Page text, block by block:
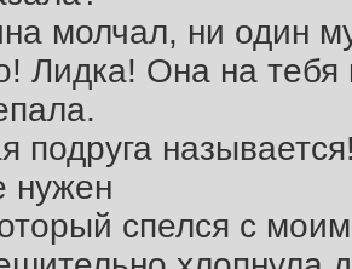
молчал, ни один
Лидка! Она на тебя
подруга
нужен
спелся с